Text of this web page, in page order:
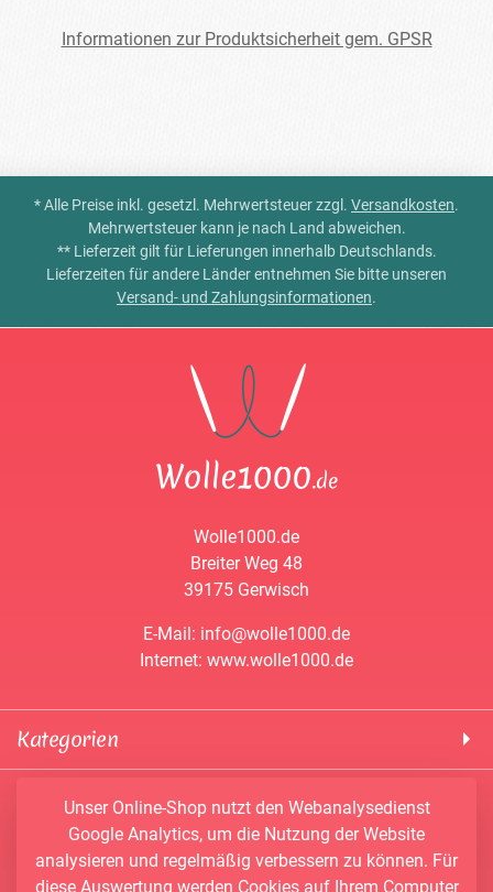
Informationen zur Produktsicherheit gem. GPSR
* Alle Preise inkl. gesetzl. Mehrwertsteuer zzgl. Versandkosten.
Mehrwertsteuer kann je nach Land abweichen.
** Lieferzeit gilt für Lieferungen innerhalb Deutschlands.
Lieferzeiten für andere Länder entnehmen Sie bitte unseren
Versand- und Zahlungsinformationen.
Wolle1000.de
Breiter Weg 48
39175 Gerwisch
E-Mail: info@wolle1000.de
Internet: www.wolle1000.de
Kategorien
ALIZE Yarns
Bobbel
Bobbiny
Service & Informationen
Konto
Newsletter
Unser Online-Shop nutzt den Webanalysedienst
Google Analytics, um die Nutzung der Website
analysieren und regelmäßig verbessern zu können. Für
diese Auswertung werden Cookies auf Ihrem Computer